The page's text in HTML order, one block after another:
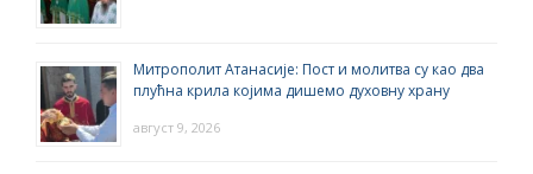
Митрополит Атанасије: Пост и молитва су као два
плућна крила којима дишемо духовну храну
август 9, 2026